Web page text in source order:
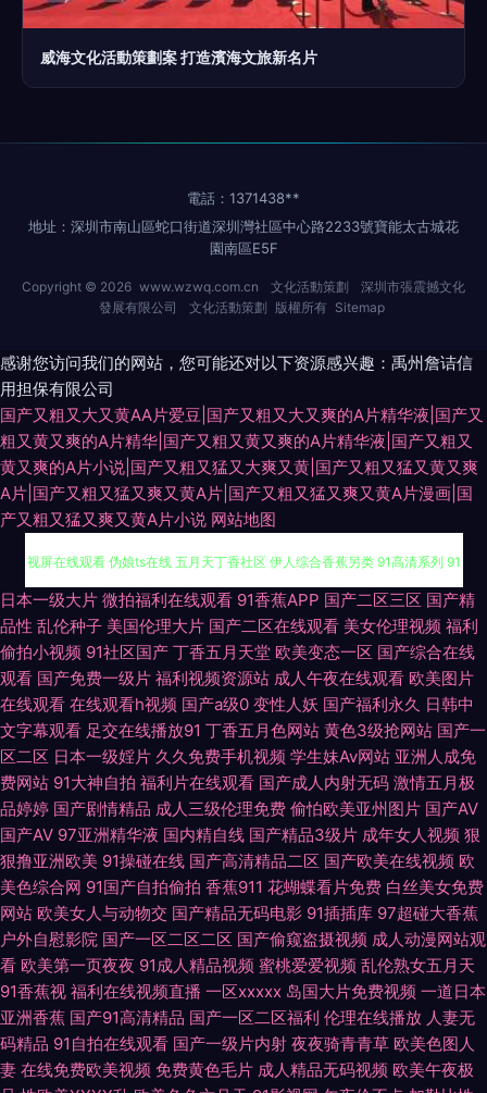
威海文化活動策劃案 打造濱海文旅新名片
電話：1371438**
地址：深圳市南山區蛇口街道深圳灣社區中心路2233號寶能太古城花
園南區E5F
Copyright © 2026 www.wzwq.com.cn 文化活動策劃
深圳市張震撼文化
發展有限公司
文化活動策劃 版權所有 Sitemap
感谢您访问我们的网站，您可能还对以下资源感兴趣：禹州詹诘信
用担保有限公司
国产又粗又大又黄AA片爱豆|国产又粗又大又爽的A片精华液|国产又
粗又黄又爽的A片精华|国产又粗又黄又爽的A片精华液|国产又粗又
黄又爽的A片小说|国产又粗又猛又大爽又黄|国产又粗又猛又黄又爽
A片|国产又粗又猛又爽又黄A片|国产又粗又猛又爽又黄A片漫画|国
产又粗又猛又爽又黄A片小说 网站地图
91tv成人 草逼小电影 欧美性爰aa 日韩成人AV导航 日韩人妻无码同性 三级
视屏在线观看 伪娘ts在线 五月天丁香社区 伊人综合香蕉另类 91高清系列 91
视频手机在线 白丝在线电影91 成人网页入口 韩国产香蕉 九九福利影院 狼人
伊人亚洲 欧洲一区二区 少妇欧美黄a片 四虎成人伦理 亚洲AV另类 亚洲色图
传媒 亚洲综合日韩在线 91白丝综合网 91日本美女看片 A片网站网址 丰满熟
妇乱子另类 精东视频黄 老湿影院x一分钟 欧美日韩免费A级 欧美一级性爱a
片 日本黑丝三级A片 午夜av福利 伊人成人网电影 91每日更新 AV综合性爱
超碰久热 国产tsav观看 AV无码午夜激情 日逼的视频 五月亭av 亚洲国产天
天综合 91黄在线看 91黄站 AAA国产999 Ts伪娘在线调教 俺去也俺去啦 岛国
电影导航 国产91视频在线 国产精品蜜芽AV 国语精品对白 欧美豆花91 91超
日本一级大片 微拍福利在线观看 91香蕉APP 国产二区三区 国产精
品性 乱伦种子 美国伦理大片 国产二区在线观看 美女伦理视频 福利
偷拍小视频 91社区国产 丁香五月天堂 欧美变态一区 国产综合在线
观看 国产免费一级片 福利视频资源站 成人午夜在线观看 欧美图片
在线观看 在线观看h视频 国产a级0 变性人妖 国产福利永久 日韩中
文字幕观看 足交在线播放91 丁香五月色网站 黄色3级抢网站 国产一
区二区 日本一级婬片 久久免费手机视频 学生妹Av网站 亚洲人成免
费网站 91大神自拍 福利片在线观看 国产成人内射无码 激情五月极
品婷婷 国产剧情精品 成人三级伦理免费 偷怕欧美亚州图片 国产AV
国产AV 97亚洲精华液 国内精自线 国产精品3级片 成年女人视频 狠
狠撸亚洲欧美 91操碰在线 国产高清精品二区 国产欧美在线视频 欧
美色综合网 91国产自拍偷拍 香蕉911 花蝴蝶看片免费 白丝美女免费
网站 欧美女人与动物交 国产精品无码电影 91插插库 97超碰大香蕉
户外自慰影院 国产一区二区二区 国产偷窥盗摄视频 成人动漫网站观
看 欧美第一页夜夜 91成人精品视频 蜜桃爱爱视频 乱伦熟女五月天
91香蕉视 福利在线视频直播 一区xxxxx 岛国大片免费视频 一道日本
亚洲香蕉 国产91高清精品 国产一区二区福利 伦理在线播放 人妻无
码精品 91自拍在线观看 国产一级片内射 夜夜骑青青草 欧美色图人
妻 在线免费欧美视频 免费黄色毛片 成人精品无码视频 欧美午夜极